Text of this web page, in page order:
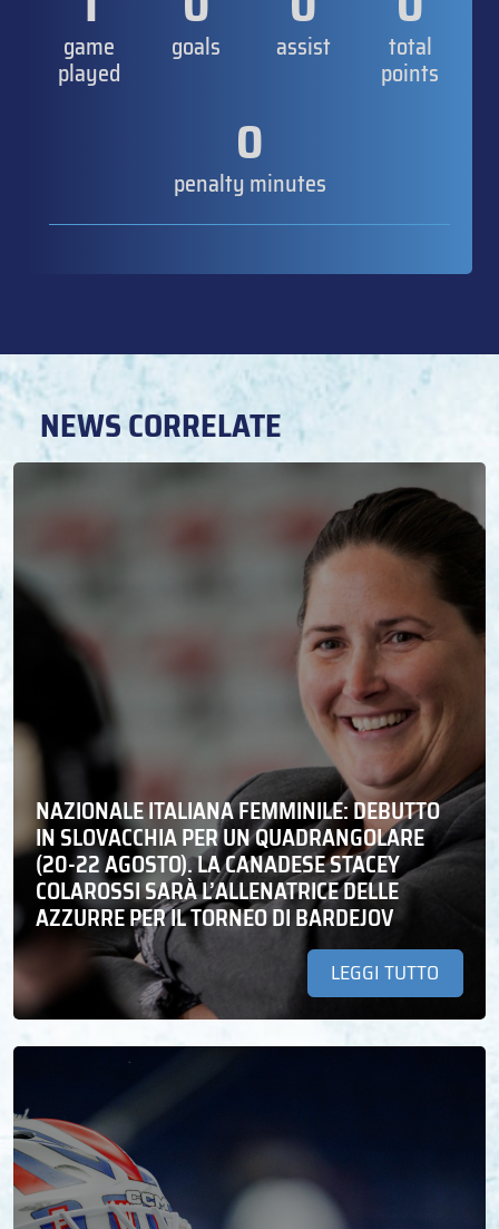
game
played
goals assist total
points
0
penalty minutes
NEWS CORRELATE
NAZIONALE ITALIANA FEMMINILE: DEBUTTO
IN SLOVACCHIA PER UN QUADRANGOLARE
(20-22 AGOSTO). LA CANADESE STACEY
COLAROSSI SARÀ L’ALLENATRICE DELLE
AZZURRE PER IL TORNEO DI BARDEJOV
LEGGI TUTTO